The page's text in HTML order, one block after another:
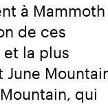
à Mammoth
de ces
la plus
qui